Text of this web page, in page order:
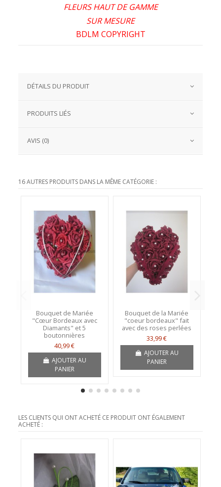
FLEURS HAUT DE GAMME
SUR MESURE
BDLM COPYRIGHT
DÉTAILS DU PRODUIT
PRODUITS LIÉS
AVIS (0)
16 AUTRES PRODUITS DANS LA MÊME CATÉGORIE :
Bouquet de Mariée
"Cœur Bordeaux avec
Diamants" et 5
boutonnières
40,99 €
AJOUTER AU
PANIER
Bouquet de la Mariée
"coeur bordeaux" fait
avec des roses perlées
33,99 €
AJOUTER AU
PANIER
LES CLIENTS QUI ONT ACHETÉ CE PRODUIT ONT ÉGALEMENT
ACHETÉ :